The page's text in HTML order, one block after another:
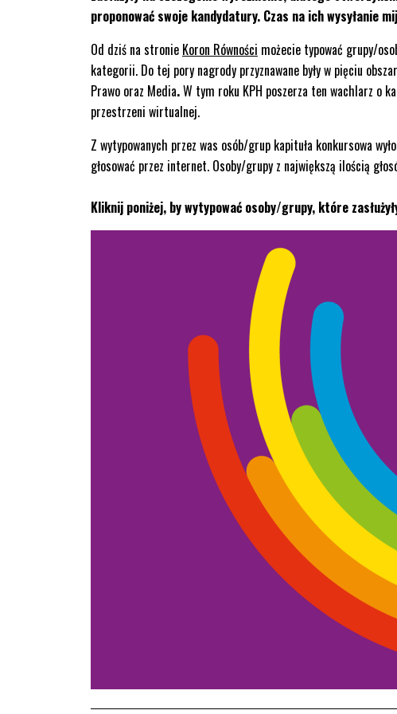
proponować swoje kandydatury. Czas na ich wysyłanie
Od dziś na stronie Koron Równości możecie typować grupy/
kategorii. Do tej pory nagrody przyznawane były w pięciu
Prawo oraz Media.W tym roku KPH poszerza ten wachlarz o
przestrzeni wirtualnej.
Z wytypowanych przez was osób/grup kapituła konkursowa
głosować przez internet. Osoby/grupy z największą ilością
Kliknij poniżej, by wytypować osoby/grupy, które